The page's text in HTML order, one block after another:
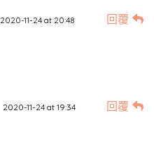
2020-11-24 at 20:48 回覆
2020-11-24 at 19:34 回覆